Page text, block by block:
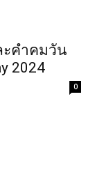
ะคําคมวัน
2024
0